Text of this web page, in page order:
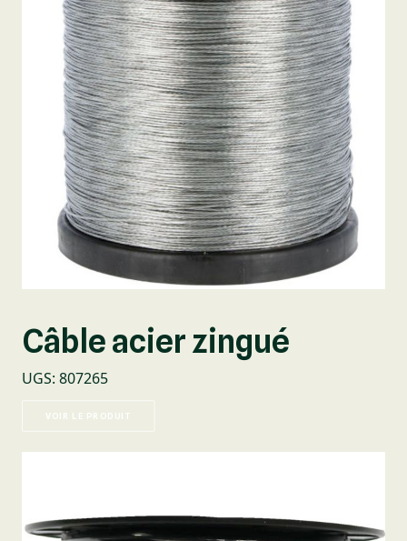
Câble acier zingué
UGS: 807265
VOIR LE PRODUIT